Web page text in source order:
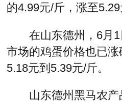
的4.99元/斤，涨至5.29
在山东德州，6月
市场的鸡蛋价格也已涨
5.18元到5.39元/斤。
山东德州黑马农